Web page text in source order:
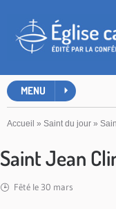
MENU
Accueil » Saint du jour »
Saint Jean
Fêté le 30 mars